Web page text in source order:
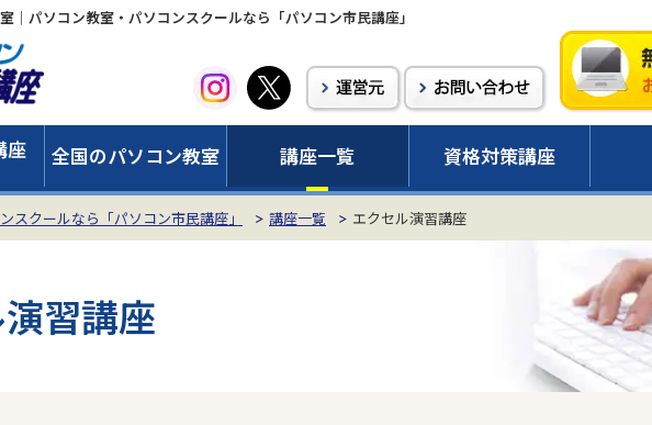
｜パソコン教室・パソコンスクールなら「パソコン市民講座」
座 全国のパソコン教室 講座一覧 資格対策講座
スクールなら「パソコン市民講座」 講座一覧 エクセル演習講座
習講座